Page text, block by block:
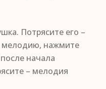
Потрясите его –
мелодию, нажмите
начала
– мелодия